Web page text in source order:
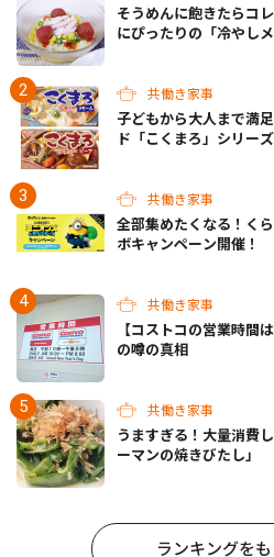
そうめんに飽きたらコ
にぴったりの「冷やし
共働き家事
子どもから大人まで満
ド「こくまろ」シリー
共働き家事
全部集めたくなる！く
ボキャンペーン開催！
共働き家事
【コストコの営業時間
の噂の真相
共働き家事
うますぎる！大量消費
ーマンの焼きびたし」
ランキングを